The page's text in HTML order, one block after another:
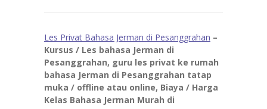
Les Privat Bahasa Jerman di Pesanggrahan –
Kursus / Les bahasa Jerman di
Pesanggrahan, guru les privat ke rumah
bahasa Jerman di Pesanggrahan tatap
muka / offline atau online, Biaya / Harga
Kelas Bahasa Jerman Murah di